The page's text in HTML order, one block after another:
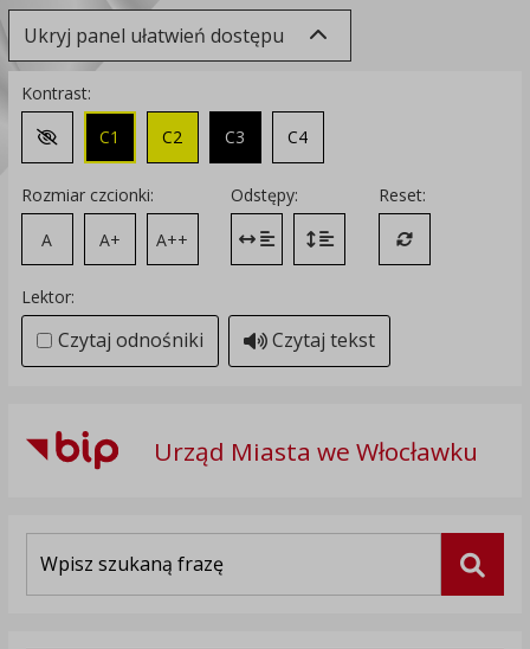
Ukryj panel ułatwień dostępu
Kontrast:
Zmień kontrast na domyślny
C1 C2 C3 C4
Rozmiar czcionki:
A
A+ A++
Odstępy:
Zmień odstęp między literami
Zmień interlinię i margines
Reset:
Przywróć
Lektor:
Czytaj odnośniki Czytaj tekst
Urząd Miasta we Włocławku